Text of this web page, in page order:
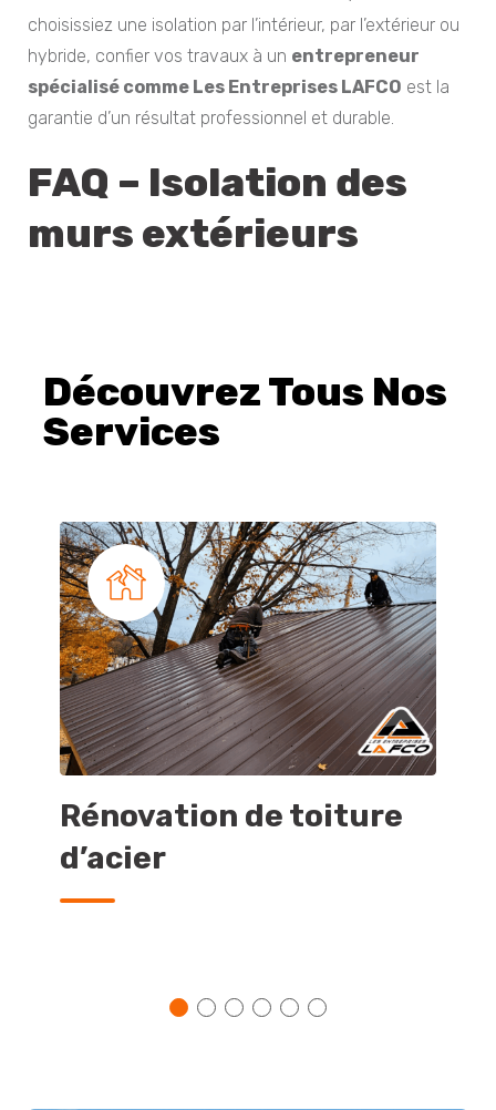
choisissiez une isolation par l’intérieur, par l’extérieur ou
hybride, confier vos travaux à un entrepreneur
spécialisé comme Les Entreprises LAFCO est la
garantie d’un résultat professionnel et durable.
FAQ – Isolation des
murs extérieurs
Découvrez Tous Nos
Services
Rénovation de toiture
d’acier